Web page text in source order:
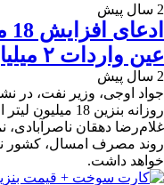
2 سال پیش
عین واردات ۲ میلیارد دلاری
2 سال پیش
جواد اوجی، وزیر نفت، در
روزانه بنزین
غلام‌رضا دهقان ناصرآبادی،
روند مصرف امسال، کشور
خواهد داشت.